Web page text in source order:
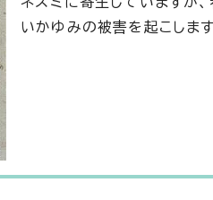
いかゆみの被害を起こします